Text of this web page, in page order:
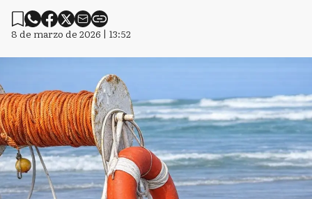
8 de marzo de 2026 | 13:52